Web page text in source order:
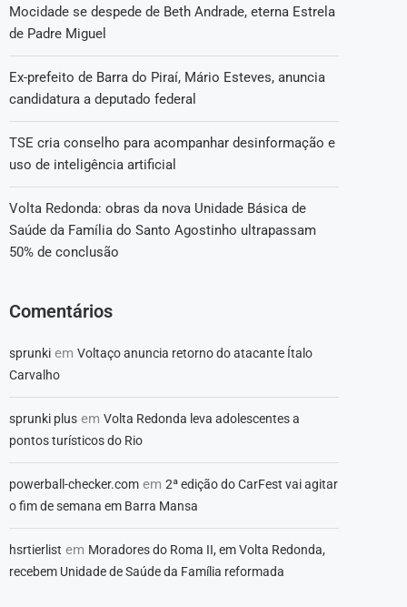
Mocidade se despede de Beth Andrade, eterna Estrela
de Padre Miguel
Ex-prefeito de Barra do Piraí, Mário Esteves, anuncia
candidatura a deputado federal
TSE cria conselho para acompanhar desinformação e
uso de inteligência artificial
Volta Redonda: obras da nova Unidade Básica de
Saúde da Família do Santo Agostinho ultrapassam
50% de conclusão
Comentários
sprunki em Voltaço anuncia retorno do atacante Ítalo
Carvalho
sprunki plus em Volta Redonda leva adolescentes a
pontos turísticos do Rio
powerball-checker.com em 2ª edição do CarFest vai agitar
o fim de semana em Barra Mansa
hsrtierlist em Moradores do Roma II, em Volta Redonda,
recebem Unidade de Saúde da Família reformada